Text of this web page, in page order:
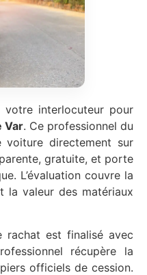
votre interlocuteur pour
Var. Ce professionnel du
voiture directement sur
gratuite, et porte
L’évaluation couvre la
la valeur des matériaux
rachat est finalisé avec
récupère la
officiels de cession.